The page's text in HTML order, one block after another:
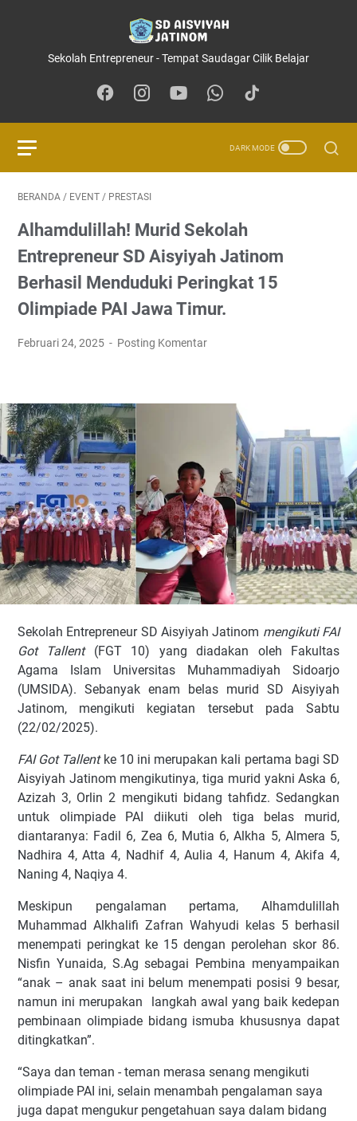
Sekolah Entrepreneur - Tempat Saudagar Cilik Belajar
BERANDA / EVENT / PRESTASI
Alhamdulillah! Murid Sekolah
Entrepreneur SD Aisyiyah Jatinom
Berhasil Menduduki Peringkat 15
Olimpiade PAI Jawa Timur.
Februari 24, 2025 Posting Komentar
Sekolah Entrepreneur SD Aisyiyah Jatinom mengikuti FAI
Got Tallent(FGT 10) yang diadakan oleh Fakultas
Agama Islam Universitas Muhammadiyah Sidoarjo
(UMSIDA). Sebanyak enam belas murid SD Aisyiyah
Jatinom, mengikuti kegiatan tersebut pada Sabtu
(22/02/2025).
FAI Got Tallentke 10 ini merupakan kali pertama bagi SD
Aisyiyah Jatinom mengikutinya, tiga murid yakni Aska 6,
Azizah 3, Orlin 2 mengikuti bidang tahfidz. Sedangkan
untuk olimpiade PAI diikuti oleh tiga belas murid,
diantaranya: Fadil 6, Zea 6, Mutia 6, Alkha 5, Almera 5,
Nadhira 4, Atta 4, Nadhif 4, Aulia 4, Hanum 4, Akifa 4,
Naning 4, Naqiya 4.
Meskipun pengalaman pertama, Alhamdulillah
Muhammad Alkhalifi Zafran Wahyudi kelas 5 berhasil
menempati peringkat ke 15 dengan perolehan skor 86.
Nisfin Yunaida, S.Ag sebagai Pembina menyampaikan
“anak – anak saat ini belum menempati posisi 9 besar,
namun ini merupakan
langkah awal yang baik kedepan
pembinaan olimpiade bidang ismuba khususnya dapat
ditingkatkan”.
“Saya dan teman - teman merasa senang mengikuti
olimpiade PAI ini, selain menambah pengalaman saya
juga dapat mengukur pengetahuan saya dalam bidang